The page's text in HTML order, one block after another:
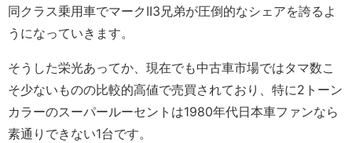
同クラス乗用車でマークII3兄弟が圧倒的なシェアを誇るよ
うになっていきます。
そうした栄光あってか、現在でも中古車市場ではタマ数こ
そ少ないものの比較的高値で売買されており、特に2トーン
カラーのスーパールーセントは1980年代日本車ファンなら
素通りできない1台です。